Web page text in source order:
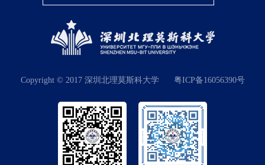
Copyright © 2017 深圳北理莫斯科大学 粤ICP备16056390号